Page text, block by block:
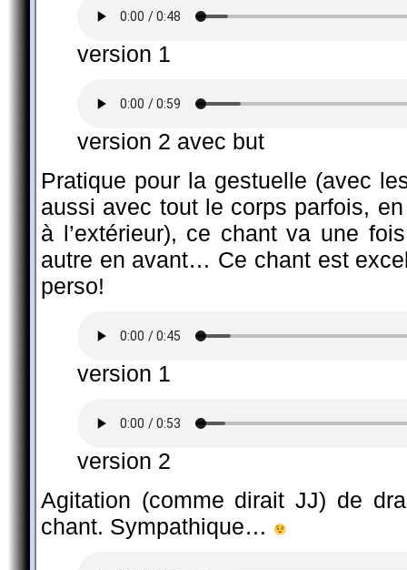
version 1
version 2 avec but
Pratique pour la gestuelle (avec
aussi avec tout le corps parfois,
à l’extérieur), ce chant va une
autre en avant… Ce chant est
perso!
version 1
version 2
Agitation (comme dirait JJ) de
chant. Sympathique…